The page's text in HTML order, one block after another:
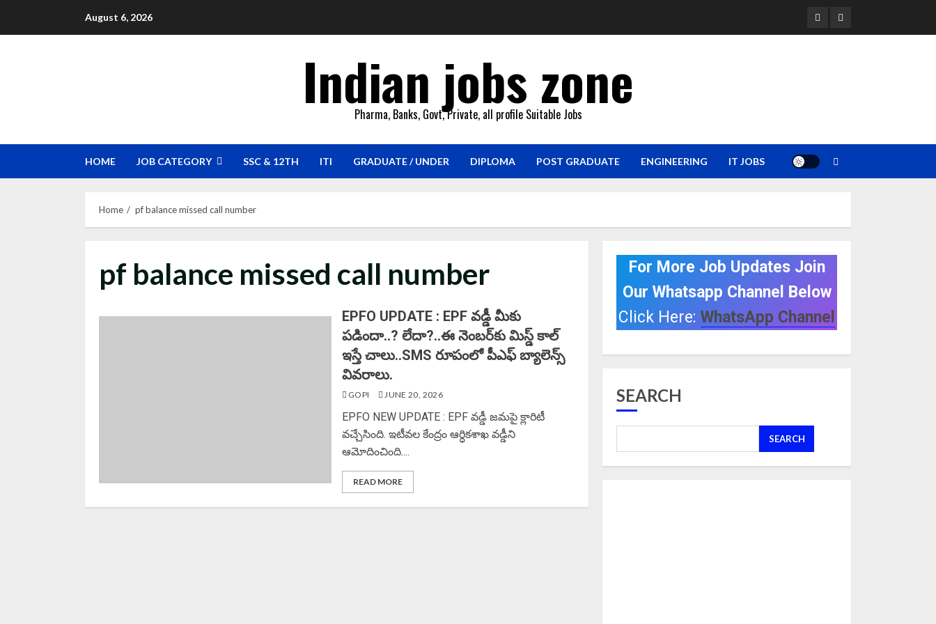
August 6, 2026 YouTubeWhatsapp
Indian jobs zone
Pharma, Banks, Govt, Private, all profile Suitable Jobs
HOME JOB CATEGORY SSC & 12TH ITI GRADUATE / UNDER DIPLOMA POST GRADUATE ENGINEERING IT JOBS
Home pf balance missed call number
pf balance missed call number
EPFO UPDATE : EPF వడ్డీ మీకు
పడిందా..? లేదా?..ఈ నెంబర్‌కు మిస్డ్ కాల్‌
ఇస్తే చాలు..SMS రూపంలో పీఎఫ్ బ్యాలెన్స్
వివరాలు.
GOPI JUNE 20, 2026
EPFO NEW UPDATE : EPF వడ్డీ జమపై క్లారిటీ
వచ్చేసింది. ఇటీవల కేంద్రం ఆర్ధికశాఖ వడ్డీని
ఆమోదించింది....
READ MORE
For More Job Updates Join
Our Whatsapp Channel Below
Click Here:WhatsApp Channel
SEARCH
SEARCH